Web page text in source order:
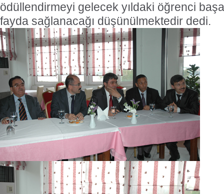
ödüllendirmeyi gelecek yıldaki öğrenci
fayda sağlanacağı düşünülmektedir dedi.